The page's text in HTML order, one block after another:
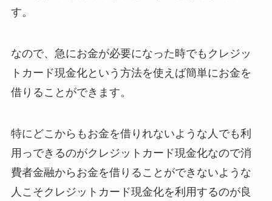
す。
なので、急にお金が必要になった時でもクレジッ
トカード現金化という方法を使えば簡単にお金を
借りることができます。
特にどこからもお金を借りれないような人でも利
用っできるのがクレジットカード現金化なので消
費者金融からお金を借りることができないような
人こそクレジットカード現金化を利用するのが良